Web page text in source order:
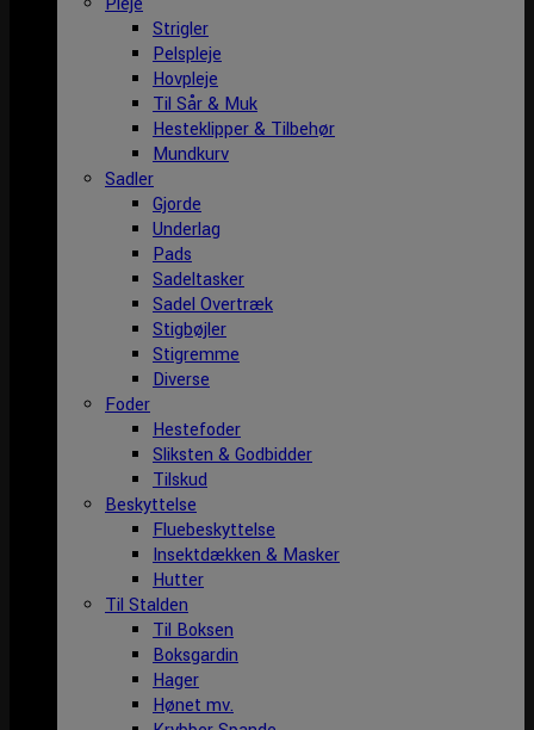
Strigler
Pelspleje
Hovpleje
Til Sår & Muk
Hesteklipper & Tilbehør
Mundkurv
Sadler
Gjorde
Underlag
Pads
Sadeltasker
Sadel Overtræk
Stigbøjler
Stigremme
Diverse
Foder
Hestefoder
Sliksten & Godbidder
Tilskud
Beskyttelse
Fluebeskyttelse
Insektdækken & Masker
Hutter
Til Stalden
Til Boksen
Boksgardin
Hager
Hønet mv.